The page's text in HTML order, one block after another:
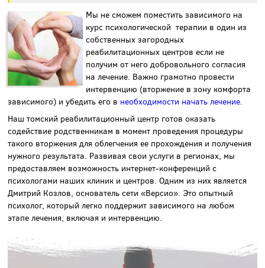
Мы не сможем поместить зависимого на
курс психологической терапии в один из
собственных загородных
реабилитационных центров если не
получим от него добровольного согласия
на лечение. Важно грамотно провести
интервенцию (вторжение в зону комфорта
зависимого) и убедить его в необходимости начать лечение.
Наштомский реабилитационный центр готов оказать
содействие родственникам в момент проведения процедуры
такого вторжения для облегчения ее прохождения и получения
нужного результата. Развивая свои услуги в регионах, мы
предоставляем возможность интернет-конференций с
психологами наших клиник и центров. Одним из них является
Дмитрий Козлов, основатель сети «Версио». Это опытный
психолог, который легко поддержит зависимого на любом
этапе лечения, включая и интервенцию.